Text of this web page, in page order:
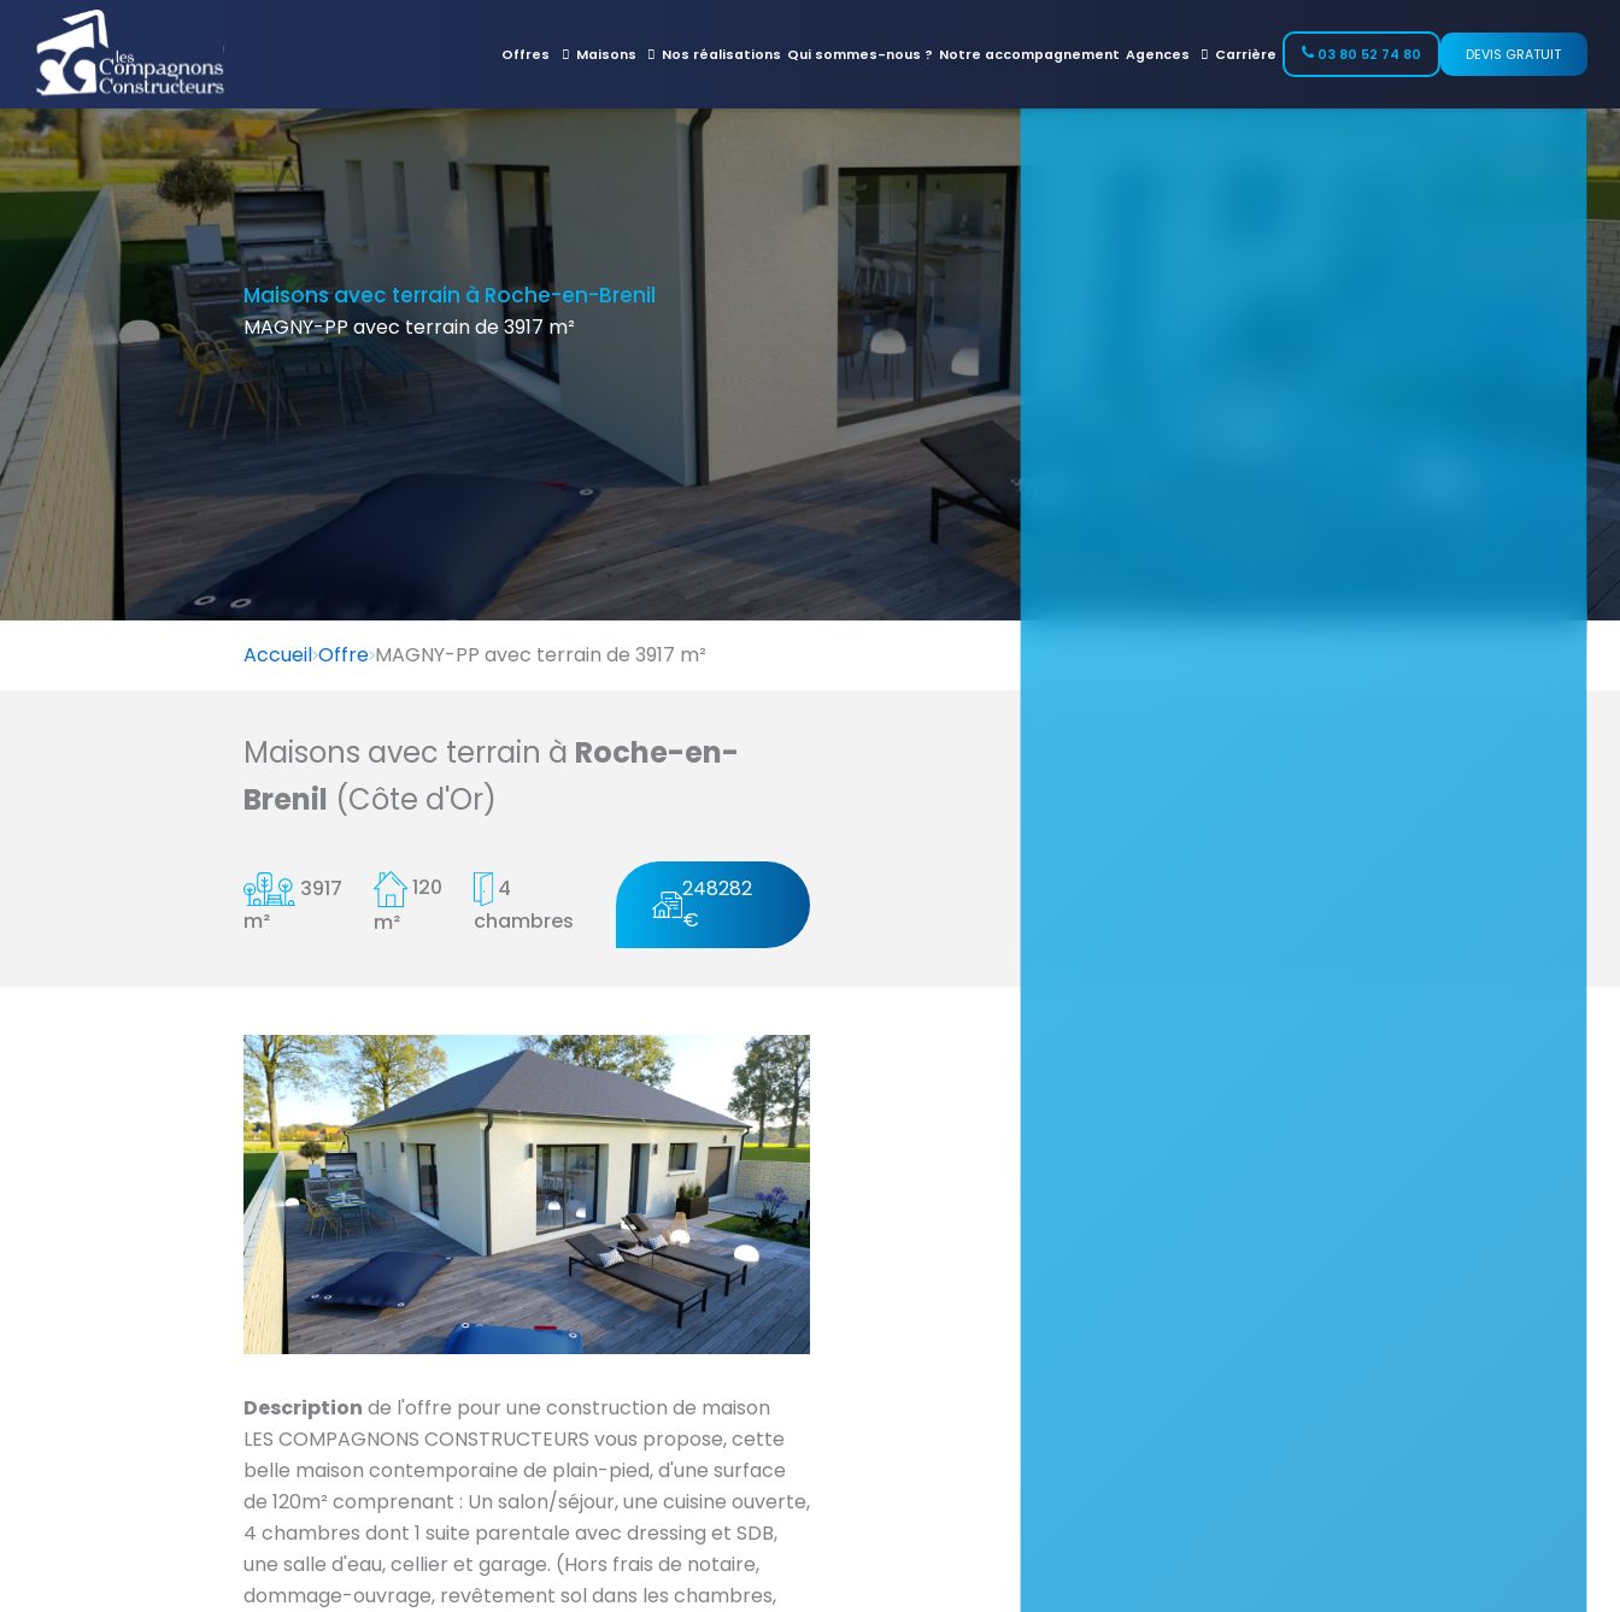
Offres Maisons Nos réalisations Qui sommes-nous ? Notre accompagnement Agences Carrière 03 80 52 74 80 DEVIS GRATUIT
Maisons avec terrain à Roche-en-Brenil
MAGNY-PP avec terrain de 3917 m²
Accueil Offre MAGNY-PP avec terrain de 3917 m²
Maisons avec terrain à Roche-en-
Brenil (Côte d'Or)
3917
m²
120
m²
4
chambres
248282
€
Description de l'offre pour une construction de maison
LES COMPAGNONS CONSTRUCTEURS vous propose, cette
belle maison contemporaine de plain-pied, d'une surface
de 120m² comprenant : Un salon/séjour, une cuisine ouverte,
4 chambres dont 1 suite parentale avec dressing et SDB,
une salle d'eau, cellier et garage. (Hors frais de notaire,
dommage-ouvrage, revêtement sol dans les chambres,